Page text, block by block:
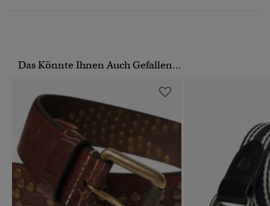
Das Könnte Ihnen Auch Gefallen...